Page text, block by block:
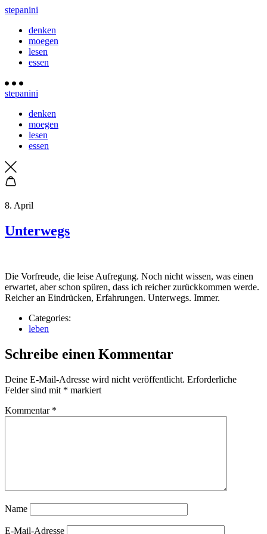
stepanini
denken
moegen
lesen
essen
stepanini
denken
moegen
lesen
essen
8. April
Unterwegs
Die Vorfreude, die leise Aufregung. Noch nicht wissen, was einen
erwartet, aber schon spüren, dass ich reicher zurückkommen werde.
Reicher an Eindrücken, Erfahrungen. Unterwegs. Immer.
Categories:
leben
Schreibe einen Kommentar
Deine E-Mail-Adresse wird nicht veröffentlicht. Erforderliche
Felder sind mit * markiert
Kommentar *
Name
E-Mail-Adresse